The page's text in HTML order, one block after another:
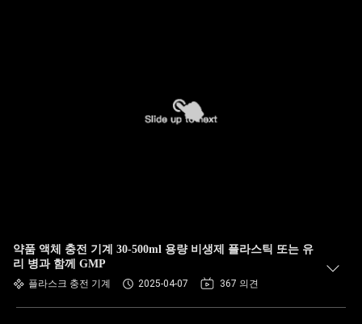
약품 액체 충전 기계 30-500ml 용량 비생제 플라스틱 또는 유
리 병과 함께 GMP
플라스크 충전 기계 2025-04-07 367 의견